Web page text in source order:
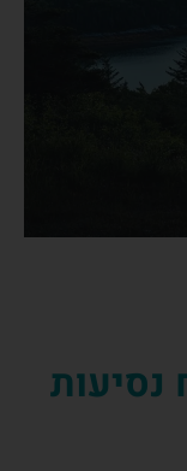
נסיעות